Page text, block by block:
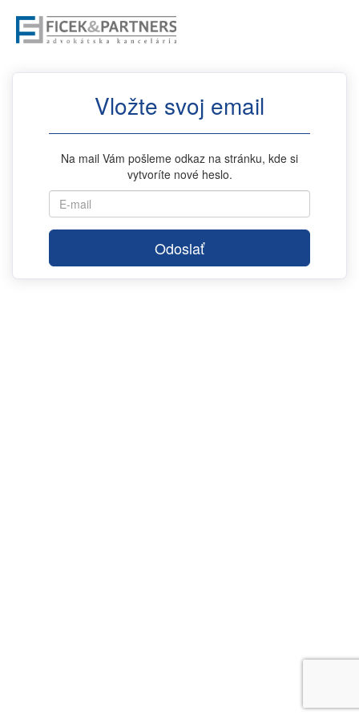
Vložte svoj email
Na mail Vám pošleme odkaz na stránku, kde si
vytvoríte nové heslo.